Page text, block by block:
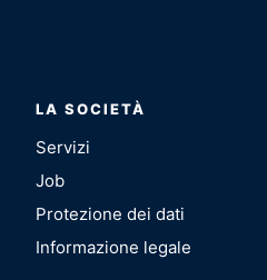
LA SOCIETÀ
Servizi
Job
Protezione dei dati
Informazione legale